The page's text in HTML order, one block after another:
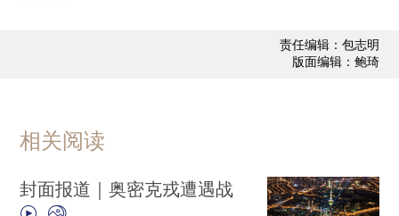
责任编辑：包志明
版面编辑：鲍琦
相关阅读
封面报道｜奥密克戎遭遇战